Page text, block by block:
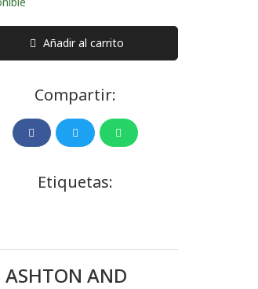
Añadir al carrito
Compartir:
Etiquetas:
ASHTON AND